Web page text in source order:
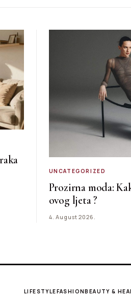
UNCATEGORIZED
Prozirna moda:
ovog ljeta ?
4. August 2026.
LIFESTYLEFASHIONBEAUTY &